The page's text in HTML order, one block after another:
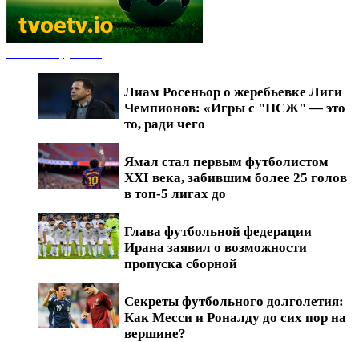
Лиам Росеньор о жеребьевке Лиги
Чемпионов: «Игры с "ПСЖ" — это
то, ради чего
Ямал стал первым футболистом
XXI века, забившим более 25 голов
в топ-5 лигах до
Глава футбольной федерации
Ирана заявил о возможности
пропуска сборной
Секреты футбольного долголетия:
Как Месси и Роналду до сих пор на
вершине?